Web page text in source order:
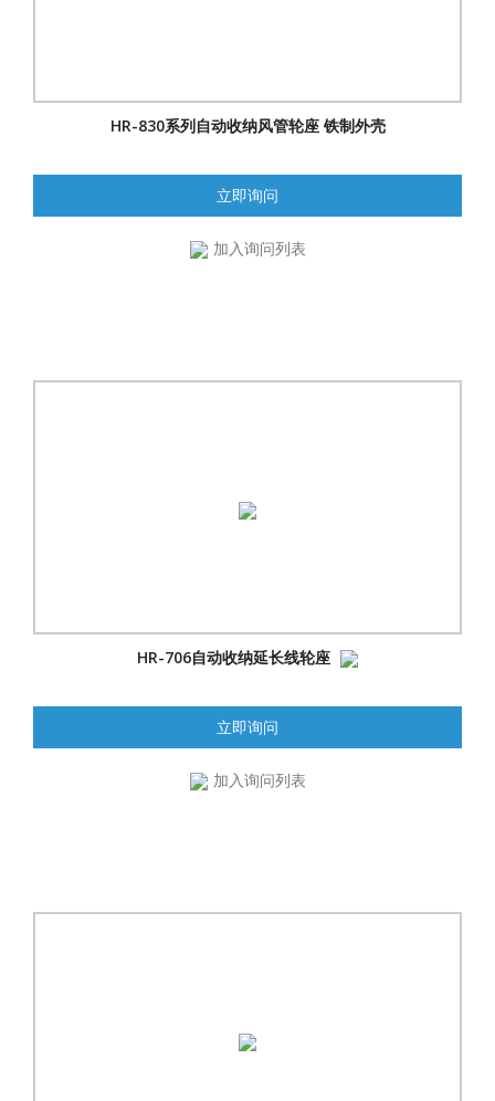
HR-830系列自动收纳风管轮座 铁制外壳
立即询问
加入询问列表
HR-706自动收纳延长线轮座
立即询问
加入询问列表